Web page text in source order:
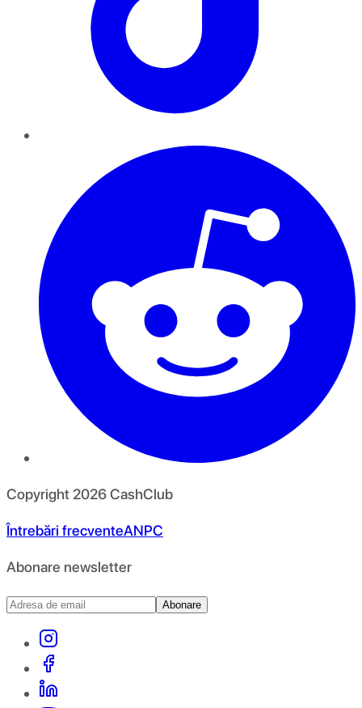
Copyright 2026CashClub
Întrebări frecventeANPC
Abonare newsletter
Abonare